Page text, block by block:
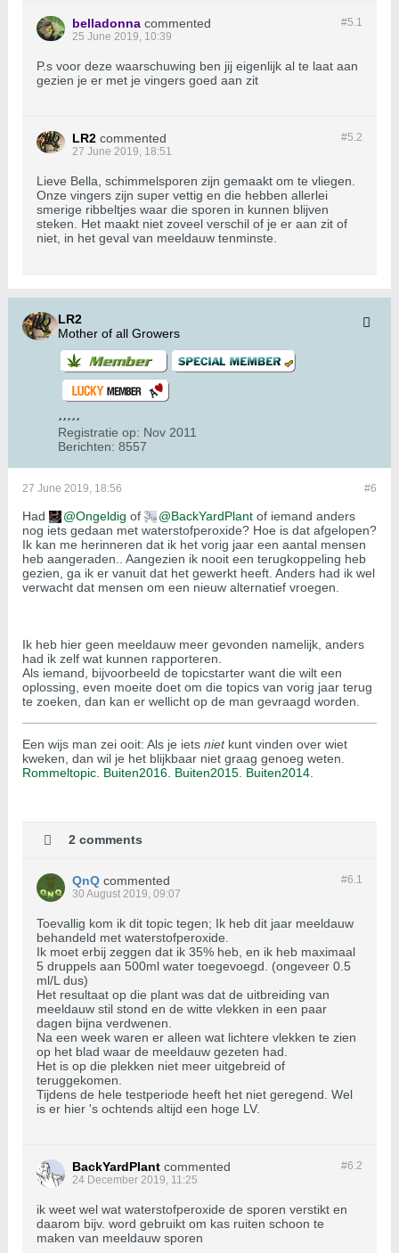
#5.1
belladonna commented
25 June 2019, 10:39
P.s voor deze waarschuwing ben jij eigenlijk al te laat aan
gezien je er met je vingers goed aan zit
#5.2
LR2 commented
27 June 2019, 18:51
Lieve Bella, schimmelsporen zijn gemaakt om te vliegen.
Onze vingers zijn super vettig en die hebben allerlei
smerige ribbeltjes waar die sporen in kunnen blijven
steken. Het maakt niet zoveel verschil of je er aan zit of
niet, in het geval van meeldauw tenminste.
LR2
Mother of all Growers
Registratie op: Nov 2011
Berichten: 8557
#6
27 June 2019, 18:56
Had Ongeldig of BackYardPlant of iemand anders
nog iets gedaan met waterstofperoxide? Hoe is dat afgelopen?
Ik kan me herinneren dat ik het vorig jaar een aantal mensen
heb aangeraden.. Aangezien ik nooit een terugkoppeling heb
gezien, ga ik er vanuit dat het gewerkt heeft. Anders had ik wel
verwacht dat mensen om een nieuw alternatief vroegen.
Ik heb hier geen meeldauw meer gevonden namelijk, anders
had ik zelf wat kunnen rapporteren.
Als iemand, bijvoorbeeld de topicstarter want die wilt een
oplossing, even moeite doet om die topics van vorig jaar terug
te zoeken, dan kan er wellicht op de man gevraagd worden.
Een wijs man zei ooit: Als je iets nietkunt vinden over wiet
kweken, dan wil je het blijkbaar niet graag genoeg weten.
Rommeltopic. Buiten2016. Buiten2015 Buiten2014
2 comments
#6.1
QnQ commented
30 August 2019, 09:07
Toevallig kom ik dit topic tegen; Ik heb dit jaar meeldauw
behandeld met waterstofperoxide.
Ik moet erbij zeggen dat ik 35% heb, en ik heb maximaal
5 druppels aan 500ml water toegevoegd. (ongeveer 0.5
ml/L dus)
Het resultaat op die plant was dat de uitbreiding van
meeldauw stil stond en de witte vlekken in een paar
dagen bijna verdwenen.
Na een week waren er alleen wat lichtere vlekken te zien
op het blad waar de meeldauw gezeten had.
Het is op die plekken niet meer uitgebreid of
teruggekomen.
Tijdens de hele testperiode heeft het niet geregend. Wel
is er hier 's ochtends altijd een hoge LV.
#6.2
BackYardPlant commented
24 December 2019, 11:25
ik weet wel wat waterstofperoxide de sporen verstikt en
daarom bijv. word gebruikt om kas ruiten schoon te
maken van meeldauw sporen